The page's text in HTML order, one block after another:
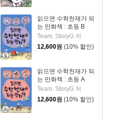
읽으면 수학천재가 되
는 만화책 : 초등 B
Team. StoryG 저
12,600원 (10% 할인)
읽으면 수학천재가 되
는 만화책 : 초등 A
Team. StoryG 저
12,600원 (10% 할인)